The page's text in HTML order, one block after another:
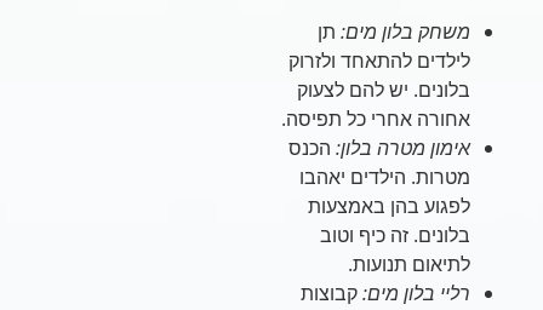
משחק בלון מים:תן
לילדים להתאחד ולזרוק
בלונים. יש להם לצעוק
אחורה אחרי כל תפיסה.
אימון מטרה בלון:הכנס
מטרות. הילדים יאהבו
לפגוע בהן באמצעות
בלונים. זה כיף וטוב
לתיאום תנועות.
רליי בלון מים:קבוצות